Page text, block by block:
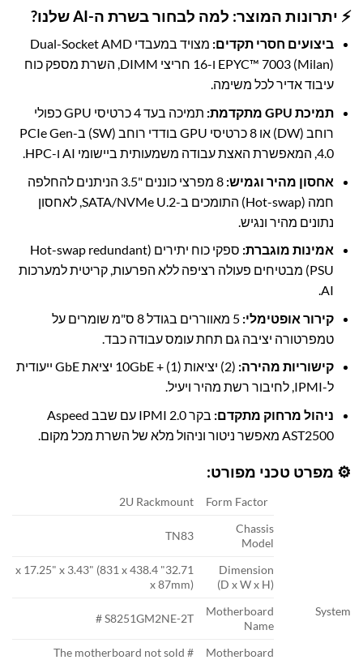
⚡ יתרונות המוצר: למה לבחור בשרת ה-AI שלנו?
ביצועים חסרי תקדים:
מצויד במעבדי Dual-Socket AMD
EPYC™ 7003 (Milan) ו-16 חריצי DIMM, השרת מספק כוח
עיבוד אדיר לכל משימה.
תמיכת GPU מתקדמת:
תמיכה בעד 4 כרטיסי GPU כפולי
רוחב (DW) או 8 כרטיסי GPU בודדי רוחב (SW) ב-PCIe Gen
4.0, המאפשרת האצת עבודה משמעותית ביישומי AI ו-HPC.
אחסון מהיר וגמיש:
8 מפרצי כוננים "3.5 הניתנים להחלפה
חמה (Hot-swap) התומכים ב-SATA/NVMe U.2, לאחסון
נתונים מהיר ונגיש.
אמינות מוגברת:
ספקי כוח יתירים (Hot-swap redundant
PSU) מבטיחים פעולה רציפה ללא הפרעות, קריטית למערכות
AI.
קירור אופטימלי:
5 מאווררים בגודל 8 ס"מ שומרים על
טמפרטורה יציבה גם תחת עומס עבודה כבד.
קישוריות מהירה:
(2) יציאות 10GbE + (1) יציאת GbE ייעודית
ל-IPMI, לחיבור רשת מהיר ויעיל.
ניהול מרחוק מתקדם:
בקר IPMI 2.0 עם שבב Aspeed
AST2500 מאפשר ניטור וניהול מלא של השרת מכל מקום.
⚙️ מפרט טכני מפורט:
System
Form Factor
2U Rackmount
Chassis
Model
TN83
Dimension
(D x W x H)
32.71" x 17.25" x 3.43" (831 x 438.4
x 87mm)
Motherboard
Name
S8251GM2NE-2T #
Motherboard
# The motherboard not sold